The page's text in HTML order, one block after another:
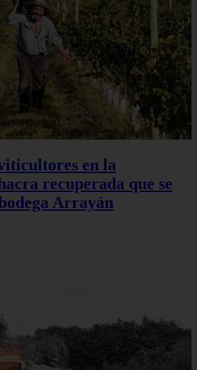
en la
recuperada que se
Arrayán